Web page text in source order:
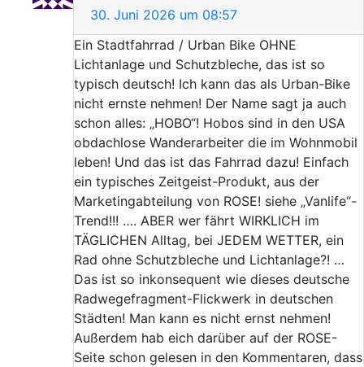
30. Juni 2026 um 08:57
Ein Stadtfahrrad / Urban Bike OHNE
Lichtanlage und Schutzbleche, das ist so
typisch deutsch! Ich kann das als Urban-Bike
nicht ernste nehmen! Der Name sagt ja auch
schon alles: „HOBO“! Hobos sind in den USA
obdachlose Wanderarbeiter die im Wohnmobil
leben! Und das ist das Fahrrad dazu! Einfach
ein typisches Zeitgeist-Produkt, aus der
Marketingabteilung von ROSE! siehe „Vanlife“-
Trend!!! …. ABER wer fährt WIRKLICH im
TÄGLICHEN Alltag, bei JEDEM WETTER, ein
Rad ohne Schutzbleche und Lichtanlage?! …
Das ist so inkonsequent wie dieses deutsche
Radwegefragment-Flickwerk in deutschen
Städten! Man kann es nicht ernst nehmen!
Außerdem hab eich darüber auf der ROSE-
Seite schon gelesen in den Kommentaren, dass